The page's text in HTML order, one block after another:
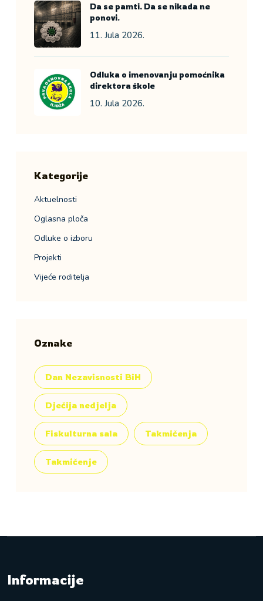
Da se pamti. Da se nikada ne
ponovi.
11. Jula 2026.
Odluka o imenovanju pomoćnika
direktora škole
10. Jula 2026.
Kategorije
Aktuelnosti
Oglasna ploča
Odluke o izboru
Projekti
Vijeće roditelja
Oznake
Dan Nezavisnosti BiH
Dječija nedjelja
Fiskulturna sala Takmičenja
Takmičenje
Informacije